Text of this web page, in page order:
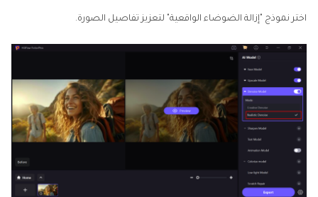
اختر نموذج "إزالة الضوضاء الواقعية" لتعزيز تفاصيل الصورة.